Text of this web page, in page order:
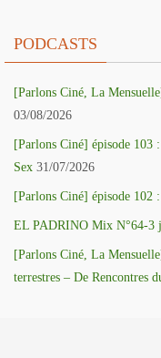
PODCASTS
[Parlons Ciné, La
03/08/2026
[Parlons Ciné] épisode
Sex 31/07/2026
[Parlons Ciné] épisode 102
EL PADRINO Mix N°64-3
[Parlons Ciné, La
terrestres – De Rencontres